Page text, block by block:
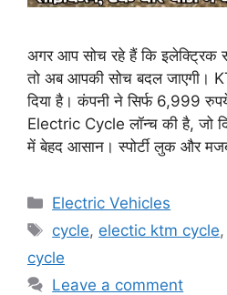
अगर आप सोच रहे हैं कि इलेक्ट्रिक
तो अब आपकी सोच बदल जाएगी।
दिया है। कंपनी ने सिर्फ 6,999
Electric Cycle लॉन्च की है, जो
में बेहद आसान। स्पोर्टी लुक और
Categories
Electric Vehicles
Tags
cycle, electic ktm cycle,
cycle
Leave a comment